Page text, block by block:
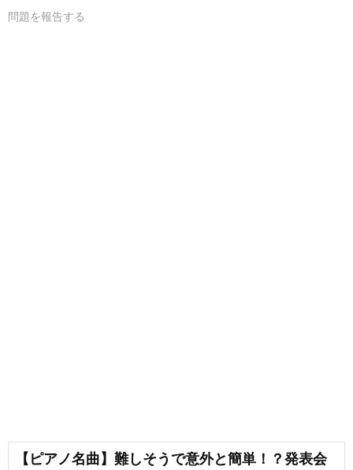
問題を報告する
【ピアノ名曲】難しそうで意外と簡単！？発表会